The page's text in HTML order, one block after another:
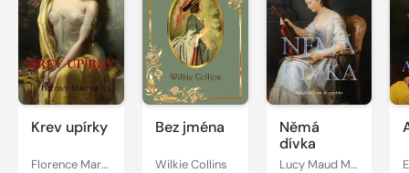
Krev upírky
Florence Marryat
Bez jména
Wilkie Collins
Němá
dívka
Lucy Maud Montgomery